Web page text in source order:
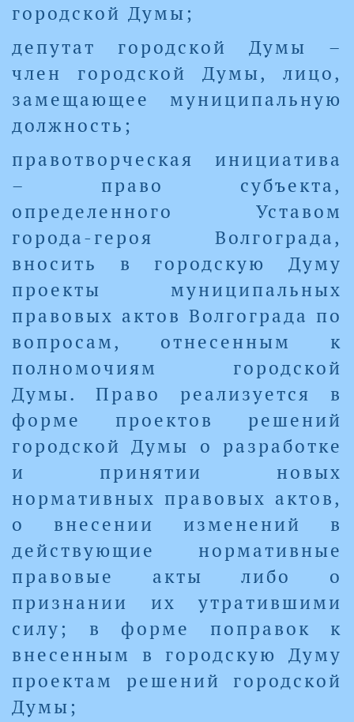
городской Думы;
депутат городской Думы –
член городской Думы, лицо,
замещающее муниципальную
должность;
правотворческая инициатива
– право субъекта,
определенного Уставом
города-героя Волгограда,
вносить в городскую Думу
проекты муниципальных
правовых актов Волгограда по
вопросам, отнесенным к
полномочиям городской
Думы. Право реализуется в
форме проектов решений
городской Думы о разработке
и принятии новых
нормативных правовых актов,
о внесении изменений в
действующие нормативные
правовые акты либо о
признании их утратившими
силу; в форме поправок к
внесенным в городскую Думу
проектам решений городской
Думы;